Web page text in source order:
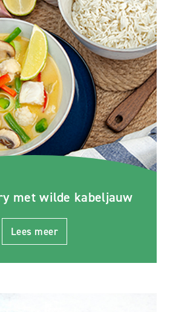
met wilde kabeljauw
Lees meer